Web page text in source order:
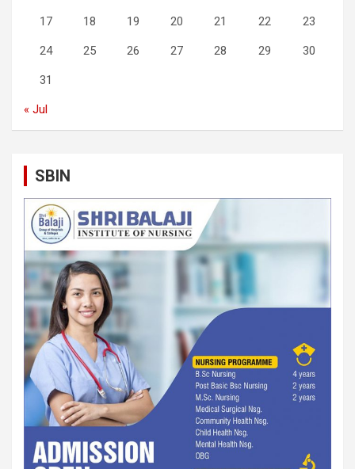
17 18 19 20 21 22 23
24 25 26 27 28 29 30
31
« Jul
SBIN